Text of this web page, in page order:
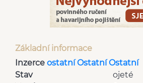
Základní informace
Inzerce ostatní Ostatní Ostatní
Stav
ojeté